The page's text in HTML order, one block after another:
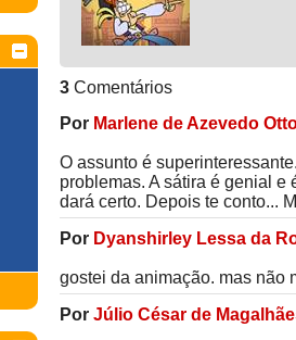
3 Comentários
Por Marlene de Azevedo
O assunto é
problemas. A sátira é genial e
dará certo. Depois te conto...
Por Dyanshirley Lessa da
gostei da animação. mas não
Por Júlio César de